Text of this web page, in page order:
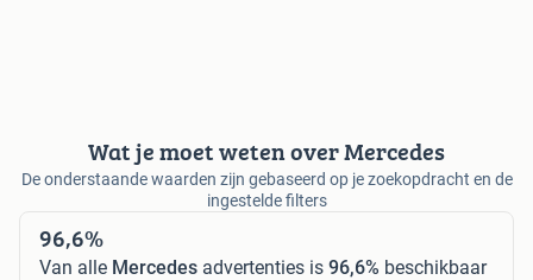
Wat je moet weten over Mercedes
De onderstaande waarden zijn gebaseerd op je zoekopdracht en de
ingestelde filters
96,6%
Van alle Mercedes advertenties is 96,6% beschikbaar